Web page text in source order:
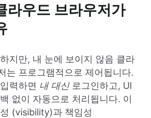
라우드 브라우저가
지만, 내 눈에 보이지 않음 클라
는 프로그램적으로 제어됩니다.
력하면 내 대신로그인하고, UI
없이 자동으로 처리됩니다. 이
(visibility)과 책임성